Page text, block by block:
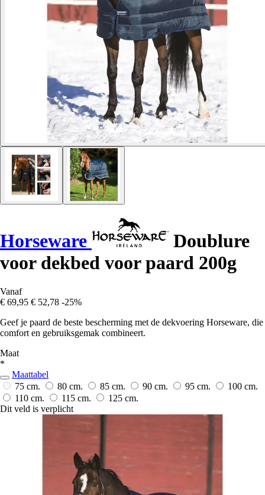
Horseware
Doublure
voor dekbed voor paard 200g
Vanaf
€ 69,95 € 52,78 -25%
Geef je paard de beste bescherming met de dekvoering Horseware, die
comfort en gebruiksgemak combineert.
Maat
*
Maattabel
75 cm.
80 cm. 85 cm. 90 cm. 95 cm.
100 cm.
110 cm.
115 cm.
125 cm.
Dit veld is verplicht